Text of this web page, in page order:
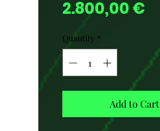
2.800,00 €
Quantity *
Add to Cart